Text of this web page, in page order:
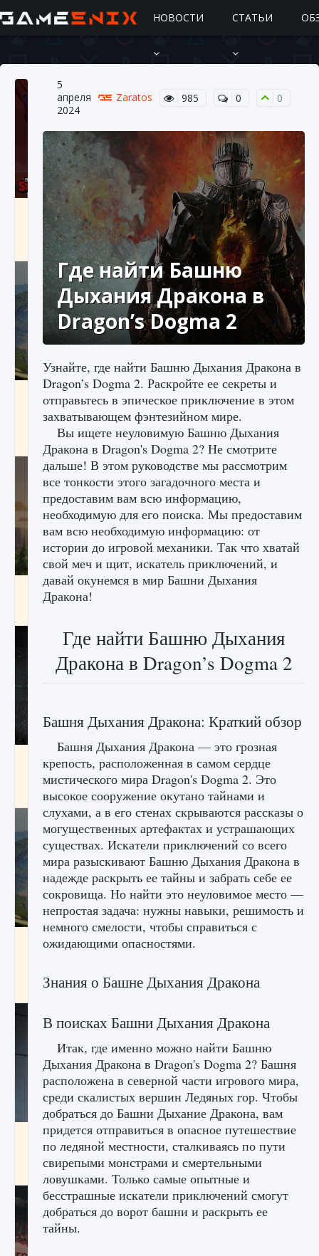
НОВОСТИ СТАТЬИ
Подробное руководство по получению
самоцветов Brawl Stars
10 августа 2024 2 685 0
Как исправить ошибку Palworld «Идет
сохранение мира — Невозможно начать
сохранение данных мира»
9 августа 2024 2 511 0 0
Как заработать медали лиги Clash of Clans
лицензии, лиги, команды и стадионы в EA
FC 25
9 августа 2024 2 395 0 2
Как исправить ошибку Palworld EPalworld
«Идет сохранение мира — Невозможно
9 августа 2024 2 711 0 0
Все новые функции в режиме карьеры EA
FC 25
9 августа 2024 2 096 0 2
5
апреля
2024
Zaratos 985 0 0
Где найти Башню
Дыхания Дракона в
Dragon’s Dogma 2
Узнайте, где найти Башню Дыхания Дракона в
Dragon’s Dogma 2. Раскройте ее секреты и
отправьтесь в эпическое приключение в этом
захватывающем фэнтезийном мире.
Вы ищете неуловимую Башню Дыхания
Дракона в Dragon's Dogma 2? Не смотрите
дальше! В этом руководстве мы рассмотрим
все тонкости этого загадочного места и
предоставим вам всю информацию,
необходимую для его поиска. Мы предоставим
вам всю необходимую информацию: от
истории до игровой механики. Так что хватай
свой меч и щит, искатель приключений, и
давай окунемся в мир Башни Дыхания
Дракона!
Где найти Башню Дыхания
Дракона в Dragon’s Dogma 2
Башня Дыхания Дракона: Краткий обзор
Башня Дыхания Дракона — это грозная
крепость, расположенная в самом сердце
мистического мира Dragon's Dogma 2. Это
высокое сооружение окутано тайнами и
слухами, а в его стенах скрываются рассказы о
могущественных артефактах и ​​устрашающих
существах. Искатели приключений со всего
мира разыскивают Башню Дыхания Дракона в
надежде раскрыть ее тайны и забрать себе ее
сокровища. Но найти это неуловимое место —
непростая задача: нужны навыки, решимость и
немного смелости, чтобы справиться с
ожидающими опасностями.
Знания о Башне Дыхания Дракона
В поисках Башни Дыхания Дракона
Итак, где именно можно найти Башню
Дыхания Дракона в Dragon's Dogma 2? Башня
расположена в северной части игрового мира,
среди скалистых вершин Ледяных гор. Чтобы
добраться до Башни Дыхание Дракона, вам
придется отправиться в опасное путешествие
по ледяной местности, сталкиваясь по пути
свирепыми монстрами и смертельными
ловушками. Только самые опытные и
бесстрашные искатели приключений смогут
добраться до ворот башни и раскрыть ее
тайны.